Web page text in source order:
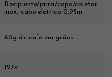
Recipiente/jarra/copo/coletor
inox, cabo elétrico 0,95m
60g de café em grãos
127v